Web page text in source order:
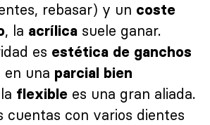
rebasar) y un coste
, la acrílica suele ganar.
es estética de ganchos
en una parcial bien
flexible es una gran aliada.
cuentas con varios dientes